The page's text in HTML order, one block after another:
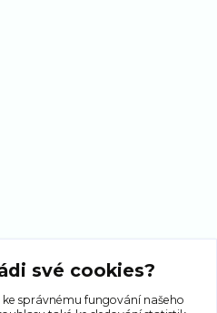
své cookies?
správnému fungování našeho